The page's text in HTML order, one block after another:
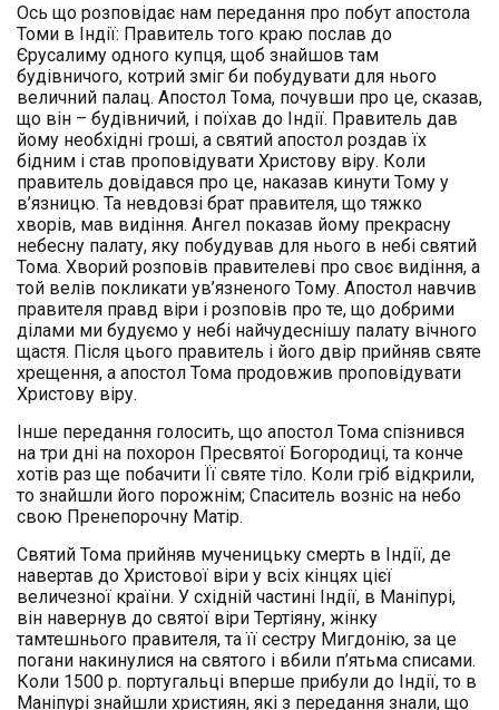
Ось що розповідає нам передання про побут апостола
Томи в Індії: Правитель того краю послав до
Єрусалиму одного купця, щоб знайшов там
будівничого, котрий зміг би побудувати для нього
величний палац. Апостол Тома, почувши про це, сказав,
що він – будівничий, і поїхав до Індії. Правитель дав
йому необхідні гроші, а святий апостол роздав їх
бідним і став проповідувати Христову віру. Коли
правитель довідався про це, наказав кинути Тому у
в’язницю. Та невдовзі брат правителя, що тяжко
хворів, мав видіння. Ангел показав йому прекрасну
небесну палату, яку побудував для нього в небі святий
Тома. Хворий розповів правителеві про своє видіння, а
той велів покликати ув’язненого Тому. Апостол навчив
правителя правд віри і розповів про те, що добрими
ділами ми будуємо у небі найчудеснішу палату вічного
щастя. Після цього правитель і його двір прийняв святе
хрещення, а апостол Тома продовжив проповідувати
Христову віру.
Інше передання голосить, що апостол Тома спізнився
на три дні на похорон Пресвятої Богородиці, та конче
хотів раз ще побачити Її святе тіло. Коли гріб відкрили,
то знайшли його порожнім; Спаситель возніс на небо
свою Пренепорочну Матір.
Святий Тома прийняв мученицьку смерть в Індії, де
навертав до Христової віри у всіх кінцях цієї
величезної країни. У східній частині Індії, в Маніпурі,
він навернув до святої віри Тертіяну, жінку
тамтешнього правителя, та її сестру Мигдонію, за це
погани накинулися на святого і вбили п’ятьма списами.
Коли 1500 р. португальці вперше прибули до Індії, то в
Маніпурі знайшли християн, які з передання знали, що